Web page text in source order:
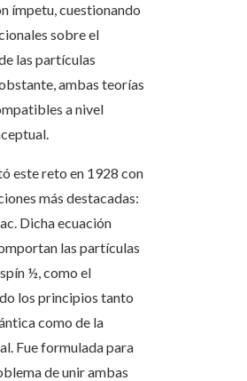
ímpetu, cuestionando
sobre el
las partículas
ambas teorías
a nivel
este reto en 1928 con
más destacadas:
Dicha ecuación
las partículas
½, como el
los principios tanto
como de la
Fue formulada para
de unir ambas